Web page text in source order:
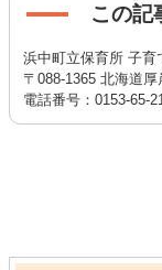
この記
浜中町立保育所 子育
〒088-1365 北海道
電話番号：0153-65-